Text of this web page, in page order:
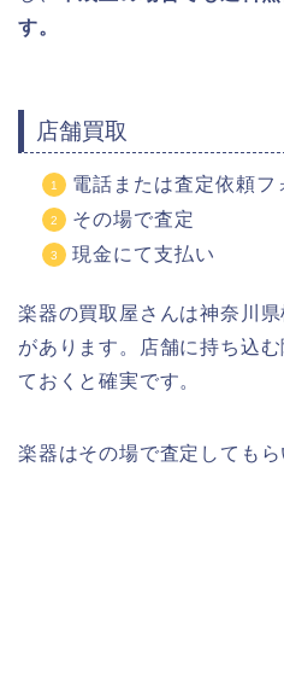
す。
店舗買取
電話または査定依頼フ
その場で査定
現金にて支払い
楽器の買取屋さんは神奈川
があります。店舗に持ち込
ておくと確実です。
楽器はその場で査定してもら